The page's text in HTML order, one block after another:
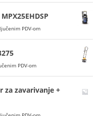
PDV-om
PDV-om
za zavarivanje +